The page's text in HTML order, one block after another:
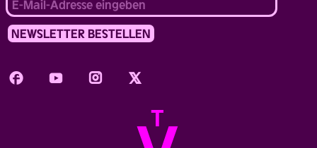
FacebookYoutube InstagramTwitter